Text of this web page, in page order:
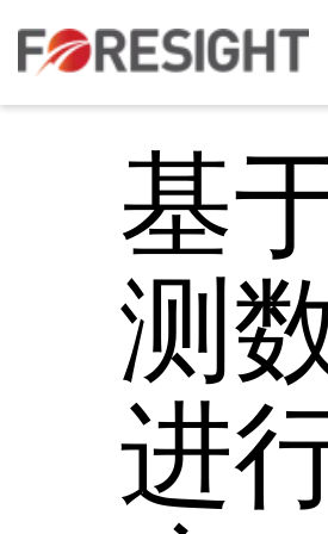
基
测
进